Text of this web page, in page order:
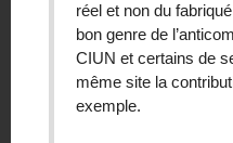
réel et non du
bon genre de
CIUN et certains de
même site la
exemple.